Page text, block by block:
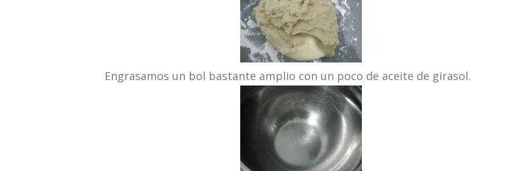
Engrasamos un bol bastante amplio con un poco de aceite de girasol.